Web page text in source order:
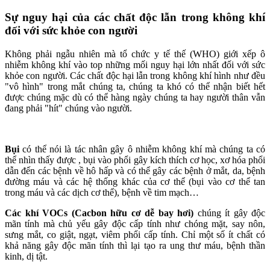
Sự nguy hại của các chất độc lẫn trong không khí
đối với sức khỏe con người
Không phải ngẫu nhiên mà tổ chức y tế thế (WHO) giới xếp ô
nhiễm không khí vào top những mối nguy hại lớn nhất đối với sức
khỏe con người. Các chất độc hại lẫn trong không khí hình như đều
"vô hình" trong mắt chúng ta, chúng ta khó có thể nhận biết hết
được chúng mặc dù có thể hàng ngày chúng ta hay người thân vẫn
đang phải "hít" chúng vào người.
Bụi có thể nói là tác nhân gây ô nhiễm không khí mà chúng ta có
thể nhìn thấy được , bụi vào phổi gây kích thích cơ học, xơ hóa phổi
dẫn đến các bệnh về hô hấp và có thể gây các bệnh ở mắt, da, bệnh
đường máu và các hệ thống khác của cơ thể (bụi vào cơ thể tan
trong máu và các dịch cơ thể), bệnh về tim mạch…
Các khí VOCs (Cacbon hữu cơ dễ bay hơi) chúng ít gây độc
mãn tính mà chủ yếu gây độc cấp tính như chóng mặt, say nôn,
sưng mắt, co giật, ngạt, viêm phổi cấp tính. Chỉ một số ít chất có
khả năng gây độc mãn tính thì lại tạo ra ung thư máu, bệnh thần
kinh, dị tật.